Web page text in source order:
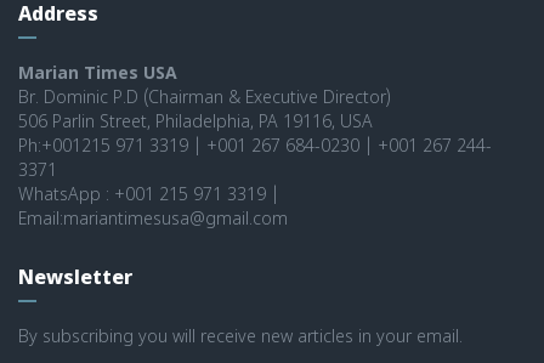
Address
Marian Times USA
Br. Dominic P.D (Chairman & Executive Director)
506 Parlin Street, Philadelphia, PA 19116, USA
Ph:+001215 971 3319 | +001 267 684-0230 | +001 267 244-
3371
WhatsApp : +001 215 971 3319 |
Email:mariantimesusa@gmail.com
Newsletter
By subscribing you will receive new articles in your email.